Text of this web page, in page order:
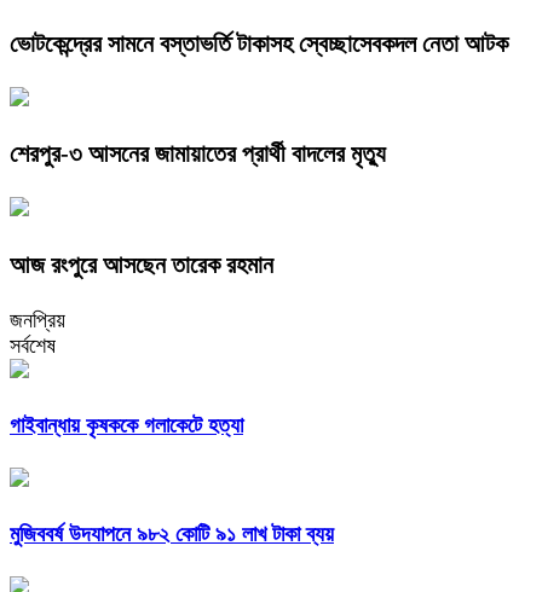
ভোটকেন্দ্রের সামনে বস্তাভর্তি টাকাসহ স্বেচ্ছাসেবকদল নেতা আটক
শেরপুর-৩ আসনের জামায়াতের প্রার্থী বাদলের মৃত্যু
আজ রংপুরে আসছেন তারেক রহমান
জনপ্রিয়
সর্বশেষ
গাইবান্ধায় কৃষককে গলাকেটে হত্যা
মুজিববর্ষ উদযাপনে ৯৮২ কোটি ৯১ লাখ টাকা ব্যয়